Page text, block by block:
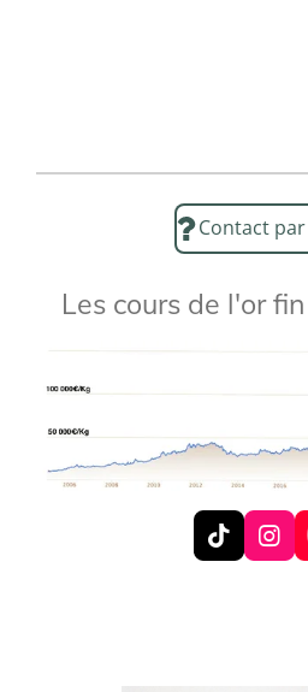
Contact
Les cours de l'or
T
i
I
n